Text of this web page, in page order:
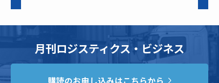
月刊ロジスティクス・ビジネス
購読のお申し込みはこちらから